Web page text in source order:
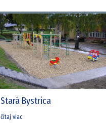
Stará Bystrica
čítaj viac